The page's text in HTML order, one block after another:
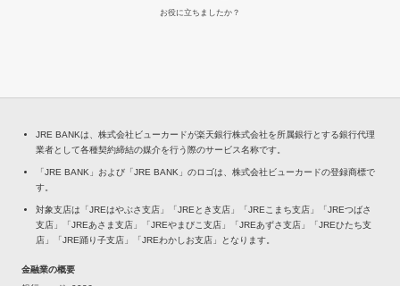
お役に立ちましたか？
JRE BANKは、株式会社ビューカードが楽天銀行株式会社を所属銀行とする銀行代理
業者として各種契約締結の媒介を行う際のサービス名称です。
「JRE BANK」および「JRE BANK」のロゴは、株式会社ビューカードの登録商標で
す。
対象支店は「JREはやぶさ支店」「JREとき支店」「JREこまち支店」「JREつばさ
支店」「JREあさま支店」「JREやまびこ支店」「JREあずさ支店」「JREひたち支
店」「JRE踊り子支店」「JREわかしお支店」となります。
金融業の概要